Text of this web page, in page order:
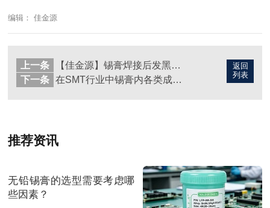
编辑： 佳金源
返回
列表
上一条
【佳金源】锡膏焊接后发黑的原因及对策
下一条
在SMT行业中锡膏内各类成分有什么作用？
推荐资讯
无铅锡膏的选型需要考虑哪
些因素？